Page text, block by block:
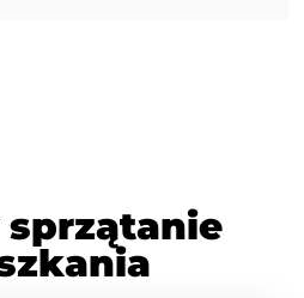
sprzątanie